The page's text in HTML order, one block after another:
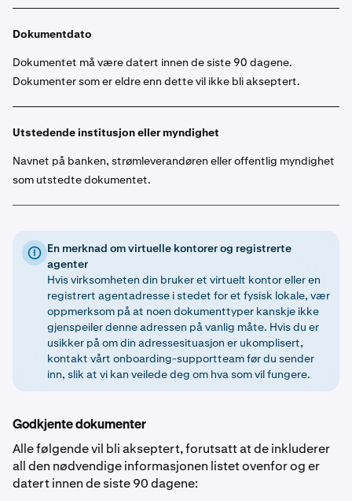
Dokumentdato
Dokumentet må være datert innen de siste 90 dagene.
Dokumenter som er eldre enn dette vil ikke bli akseptert.
Utstedende institusjon eller myndighet
Navnet på banken, strømleverandøren eller offentlig myndighet
som utstedte dokumentet.
En merknad om virtuelle kontorer og registrerte
agenter
Hvis virksomheten din bruker et virtuelt kontor eller en
registrert agentadresse i stedet for et fysisk lokale, vær
oppmerksom på at noen dokumenttyper kanskje ikke
gjenspeiler denne adressen på vanlig måte. Hvis du er
usikker på om din adressesituasjon er ukomplisert,
kontakt vårt onboarding-supportteam før du sender
inn, slik at vi kan veilede deg om hva som vil fungere.
Godkjente dokumenter
Alle følgende vil bli akseptert, forutsatt at de inkluderer
all den nødvendige informasjonen listet ovenfor og er
datert innen de siste 90 dagene: